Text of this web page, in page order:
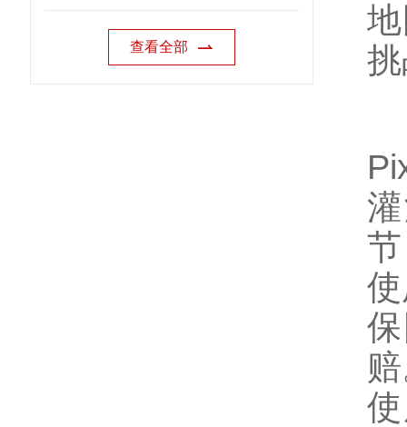
查看全部